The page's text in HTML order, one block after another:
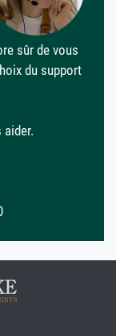
sûr de vous
du support